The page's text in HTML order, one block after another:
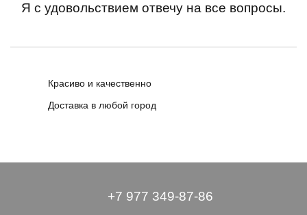
Я с удовольствием отвечу на все вопросы.
Красиво и качественно
Доставка в любой город
+7 977 349-87-86